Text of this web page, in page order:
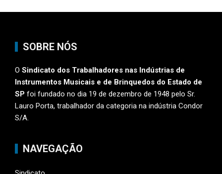
SOBRE NÓS
O Sindicato dos Trabalhadores nas Indústrias de
Instrumentos Musicais e de Brinquedos do Estado de
SP foi fundado no dia 19 de dezembro de 1948 pelo Sr.
Lauro Porta, trabalhador da categoria na indústria Condor
S/A.
NAVEGAÇÃO